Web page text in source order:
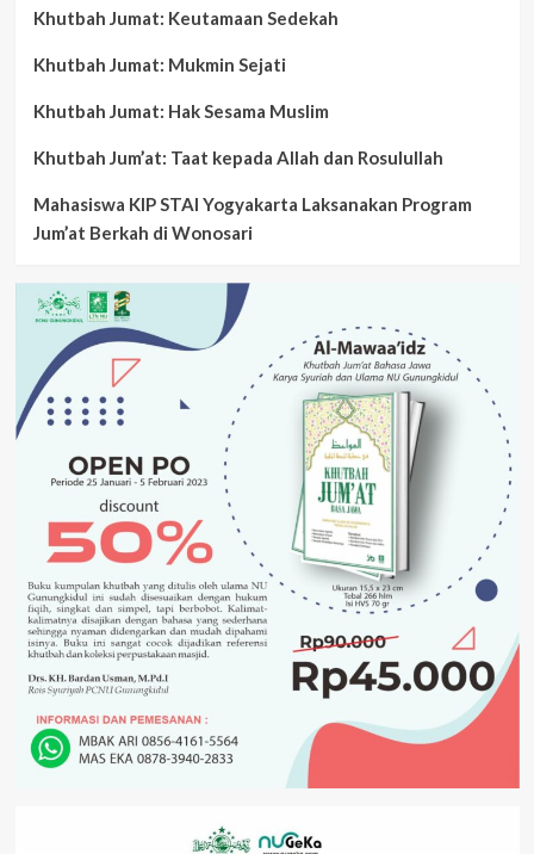
Khutbah Jumat: Keutamaan Sedekah
Khutbah Jumat: Mukmin Sejati
Khutbah Jumat: Hak Sesama Muslim
Khutbah Jum’at: Taat kepada Allah dan Rosulullah
Mahasiswa KIP STAI Yogyakarta Laksanakan Program
Jum’at Berkah di Wonosari